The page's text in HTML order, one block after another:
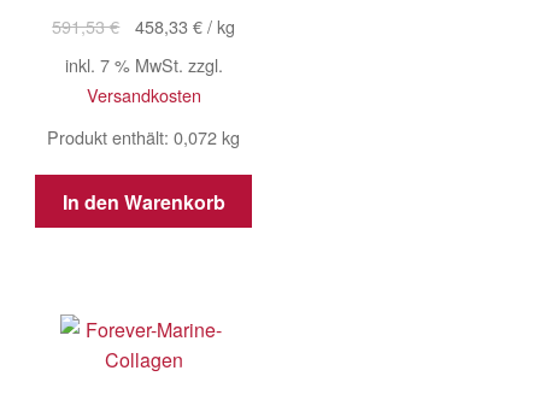
war:
42,59 €
ist:
33,00 €.
591,53€ 458,33€/kg
inkl. 7 % MwSt. zzgl.
Versandkosten
Produkt enthält: 0,072kg
In den Warenkorb